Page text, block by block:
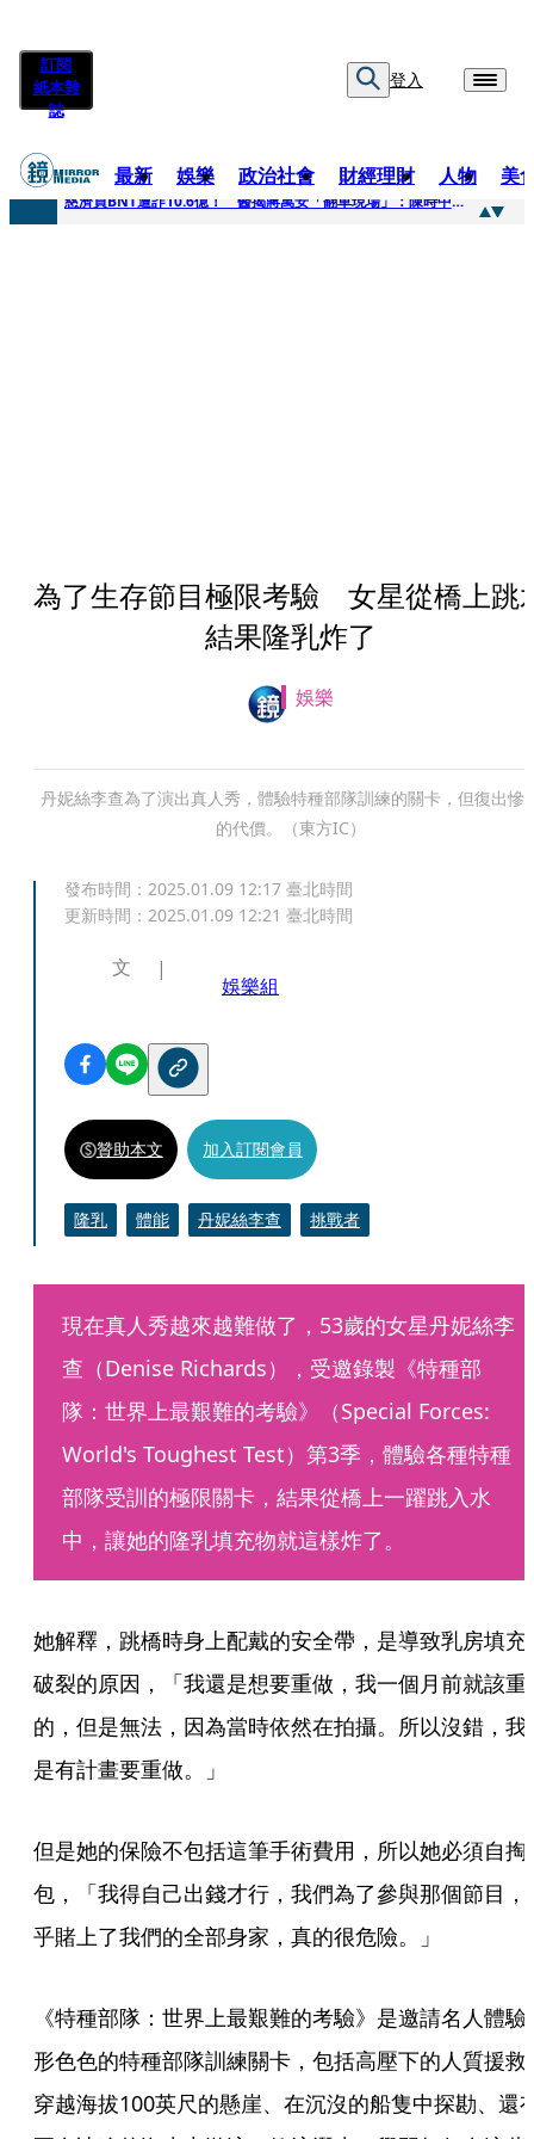
訂閱
紙本雜
誌
登入
最新 娛樂 政治社會 財經理財 人物 美
快訊
慈濟買BNT遭詐10.6億！ 醫揭蔣萬安「翻車現場」：陳時中當年是阻止被騙
為了生存節目極限考驗 女星從橋上跳
結果隆乳炸了
娛樂
丹妮絲李查為了演出真人秀，體驗特種部隊訓練的關卡，但復出慘
的代價。（東方IC）
發布時間： 2025.01.09 12:17 臺北時間
更新時間： 2025.01.09 12:21 臺北時間
文
娛樂組
贊助本文 加入訂閱會員
隆乳 體能 丹妮絲李查 挑戰者
現在真人秀越來越難做了，53歲的女星丹妮絲李
查（Denise Richards），受邀錄製《特種部
隊：世界上最艱難的考驗》（Special Forces:
World's Toughest Test）第3季，體驗各種特種
部隊受訓的極限關卡，結果從橋上一躍跳入水
中，讓她的隆乳填充物就這樣炸了。
她解釋，跳橋時身上配戴的安全帶，是導致乳房填充
破裂的原因，「我還是想要重做，我一個月前就該重
的，但是無法，因為當時依然在拍攝。所以沒錯，我
是有計畫要重做。」
但是她的保險不包括這筆手術費用，所以她必須自掏
包，「我得自己出錢才行，我們為了參與那個節目，
乎賭上了我們的全部身家，真的很危險。」
《特種部隊：世界上最艱難的考驗》是邀請名人體驗
形色色的特種部隊訓練關卡，包括高壓下的人質援救
穿越海拔100英尺的懸崖、在沉沒的船隻中探勘、還